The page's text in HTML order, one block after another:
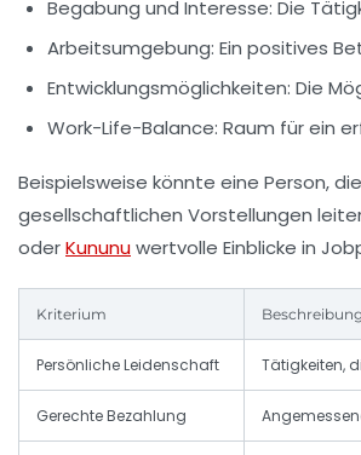
Begabung und Interesse: Die
Arbeitsumgebung: Ein positives
Entwicklungsmöglichkeiten: Die
Work-Life-Balance: Raum für ein
Beispielsweise könnte eine Person,
gesellschaftlichen Vorstellungen
oderKununuwertvolle Einblicke in
Kriterium Beschreibung
Persönliche Leidenschaft Tätigkeiten,
Gerechte Bezahlung